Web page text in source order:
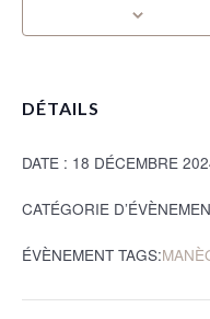
DÉTAILS
DATE : 18 DÉCEMBRE
CATÉGORIE
ÉVÈNEMENT TAGS: